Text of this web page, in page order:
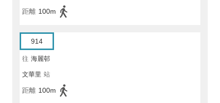
距離 100m
914
往 海麗邨
文華里 站
距離 100m